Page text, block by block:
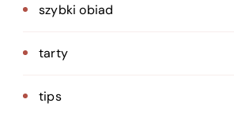
szybki obiad
tarty
tips